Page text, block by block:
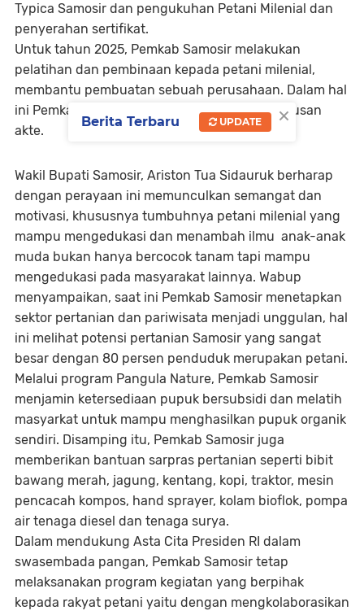
Typica Samosir dan pengukuhan Petani Milenial dan
penyerahan sertifikat.
Untuk tahun 2025, Pemkab Samosir melakukan
pelatihan dan pembinaan kepada petani milenial,
membantu pembuatan sebuah perusahaan. Dalam hal
ini Pemkab Samosir membantu dalam pengurusan
akte.
Wakil Bupati Samosir, Ariston Tua Sidauruk berharap
dengan perayaan ini memunculkan semangat dan
motivasi, khususnya tumbuhnya petani milenial yang
mampu mengedukasi dan menambah ilmu anak-anak
muda bukan hanya bercocok tanam tapi mampu
mengedukasi pada masyarakat lainnya. Wabup
menyampaikan, saat ini Pemkab Samosir menetapkan
sektor pertanian dan pariwisata menjadi unggulan, hal
ini melihat potensi pertanian Samosir yang sangat
besar dengan 80 persen penduduk merupakan petani.
Melalui program Pangula Nature, Pemkab Samosir
menjamin ketersediaan pupuk bersubsidi dan melatih
masyarkat untuk mampu menghasilkan pupuk organik
sendiri. Disamping itu, Pemkab Samosir juga
memberikan bantuan sarpras pertanian seperti bibit
bawang merah, jagung, kentang, kopi, traktor, mesin
pencacah kompos, hand sprayer, kolam bioflok, pompa
air tenaga diesel dan tenaga surya.
Dalam mendukung Asta Cita Presiden RI dalam
swasembada pangan, Pemkab Samosir tetap
melaksanakan program kegiatan yang berpihak
kepada rakyat petani yaitu dengan mengkolaborasikan
×
Berita Terbaru UPDATE